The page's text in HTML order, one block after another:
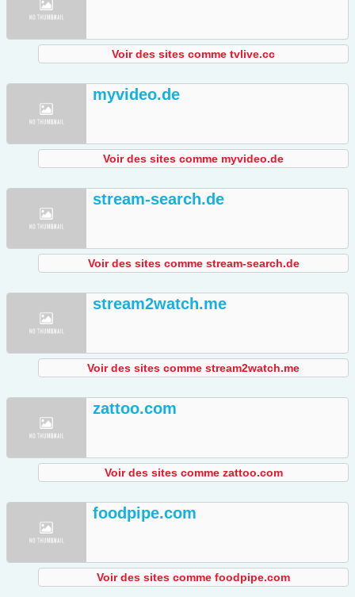
Voir des sites comme tvlive.cc
myvideo.de
Voir des sites comme myvideo.de
stream-search.de
Voir des sites comme stream-search.de
stream2watch.me
Voir des sites comme stream2watch.me
zattoo.com
Voir des sites comme zattoo.com
foodpipe.com
Voir des sites comme foodpipe.com